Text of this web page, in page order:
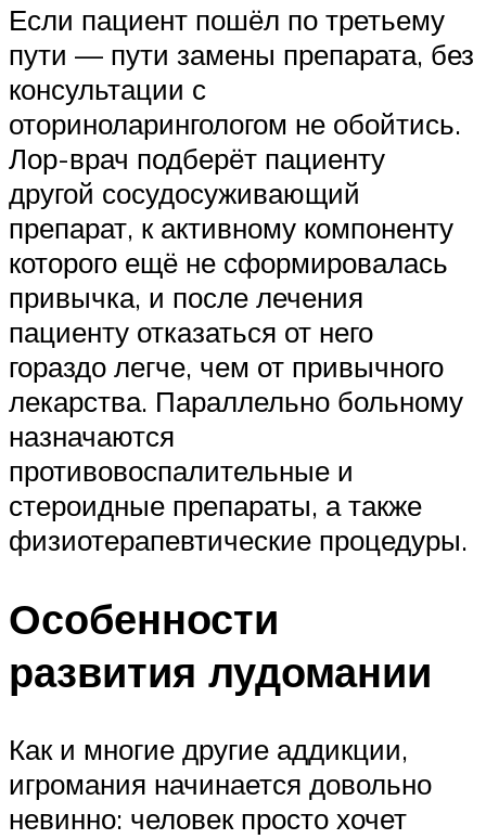
Если пациент пошёл по третьему
пути — пути замены препарата, без
консультации с
оториноларингологом не обойтись.
Лор-врач подберёт пациенту
другой сосудосуживающий
препарат, к активному компоненту
которого ещё не сформировалась
привычка, и после лечения
пациенту отказаться от него
гораздо легче, чем от привычного
лекарства. Параллельно больному
назначаются
противовоспалительные и
стероидные препараты, а также
физиотерапевтические процедуры.
Особенности
развития лудомании
Как и многие другие аддикции,
игромания начинается довольно
невинно: человек просто хочет